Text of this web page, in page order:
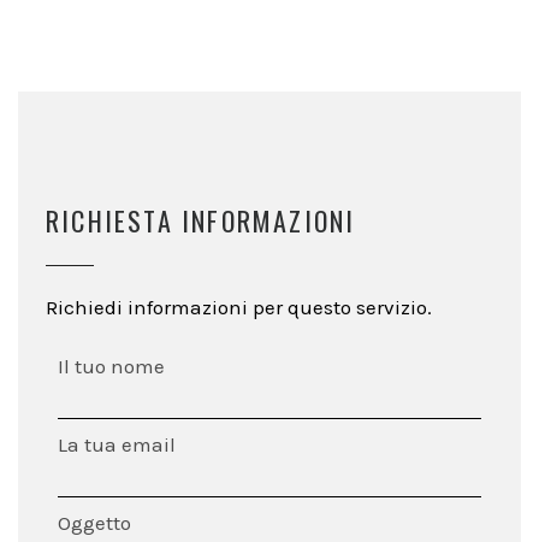
RICHIESTA INFORMAZIONI
Richiedi informazioni per questo servizio.
Il tuo nome
La tua email
Oggetto